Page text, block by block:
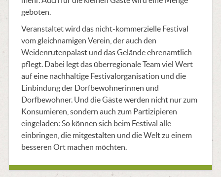
geboten.
Veranstaltet wird das nicht-kommerzielle Festival
vom gleichnamigen Verein, der auch den
Weidenrutenpalast und das Gelände ehrenamtlich
pflegt. Dabei legt das überregionale Team viel Wert
auf eine nachhaltige Festivalorganisation und die
Einbindung der Dorfbewohnerinnen und
Dorfbewohner. Und die Gäste werden nicht nur zum
Konsumieren, sondern auch zum Partizipieren
eingeladen: So können sich beim Festival alle
einbringen, die mitgestalten und die Welt zu einem
besseren Ort machen möchten.